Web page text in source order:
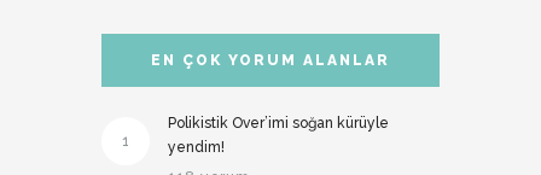
EN ÇOK YORUM ALANLAR
1
Polikistik Over’imi soğan kürüyle
yendim!